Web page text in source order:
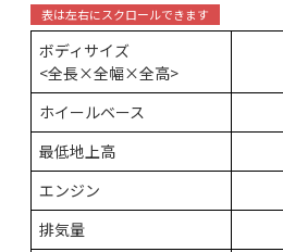
ボディサイズ
<全長×全幅×全高>
ホイールベース
最低地上高
エンジン
排気量